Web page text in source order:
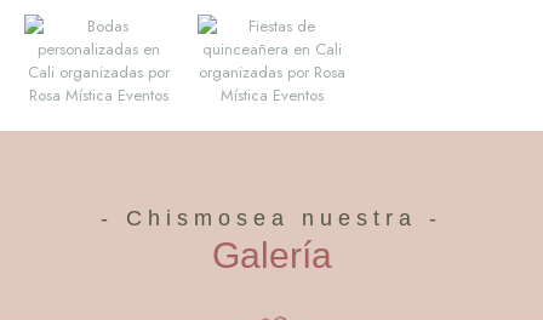
- Chismosea nuestra -
Galería